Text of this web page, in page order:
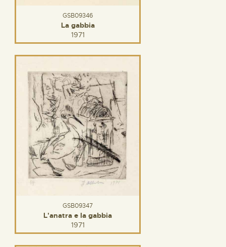
GSB09346
La gabbia
1971
GSB09347
L'anatra e la gabbia
1971